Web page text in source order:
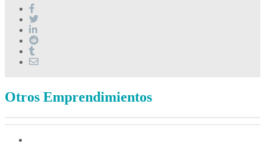
Otros Emprendimientos